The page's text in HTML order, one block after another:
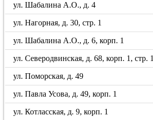
ул. Шабалина А.О., д. 4
ул. Нагорная, д. 30, стр. 1
ул. Шабалина А.О., д. 6, корп. 1
ул. Северодвинская, д. 68, корп. 1, стр. 1
ул. Поморская, д. 49
ул. Павла Усова, д. 49, корп. 1
ул. Котласская, д. 9, корп. 1